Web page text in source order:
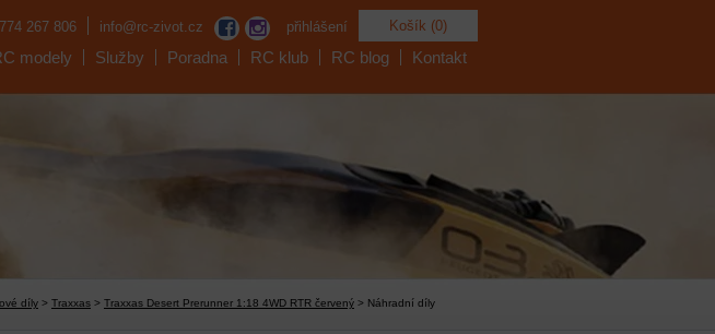
Košík (0)
přihlášení
267 806 info@rc-zivot.cz
modely Služby Poradna RC klub RC blog Kontakt
díly > Traxxas > Traxxas Desert Prerunner 1:18 4WD RTR červený > Náhradní díly